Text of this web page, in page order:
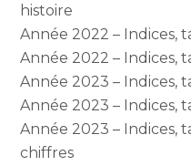
histoire
Année 2022 – Indices,
Année 2022 – Indices,
Année 2023 – Indices,
Année 2023 – Indices,
Année 2023 – Indices,
chiffres